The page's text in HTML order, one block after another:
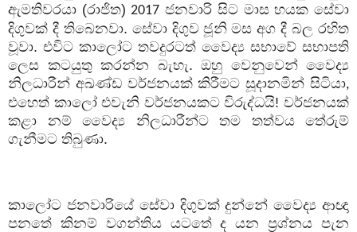
ඇමතිවරයා (රාජිත) 2017 ජනවාරි සිට මාස හයක සේවා
දිගුවක් දී තිබෙනවා. සේවා දිගුව ජූනි මස අග දී බල රහිත
වූවා. එවිට කාලෝට තවදුරටත් වෛද්‍ය සභාවේ සභාපති
ලෙස කටයුතු කරන්න බැහැ. ඔහු වෙනුවෙන් වෛද්‍ය
නිලධාරීන් අඛණ්ඩ වර්ජනයක් කිරීමට සූදානමින් සිටියා,
එහෙත් කාලෝ එවැනි වර්ජනයකට විරුද්ධයි! වර්ජනයක්
කළා නම් වෛද්‍ය නිලධාරීන්ට තම තත්වය තේරුම්
ගැනීමට තිබුණා.
කාලෝට ජනවාරියේ සේවා දිගුවක් දුන්නේ වෛද්‍ය ආඥා
පනතේ කිනම් වගන්තිය යටතේ ද යන ප්‍රශ්නය පැන